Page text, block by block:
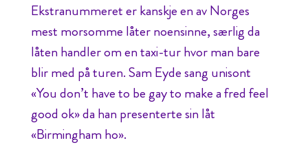
Ekstranummeret er kanskje en av Norges
mest morsomme låter noensinne, særlig da
låten handler om en taxi-tur hvor man bare
blir med på turen. Sam Eyde sang unisont
«You don’t have to be gay to make a fred feel
good ok» da han presenterte sin låt
«Birmingham ho».